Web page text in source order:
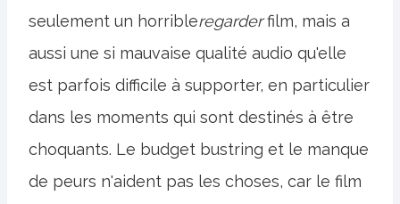
seulement un horribleregarderfilm, mais a
aussi une si mauvaise qualité audio qu'elle
est parfois difficile à supporter, en particulier
dans les moments qui sont destinés à être
choquants. Le budget bustring et le manque
de peurs n'aident pas les choses, car le film